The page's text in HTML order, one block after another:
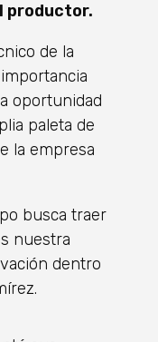
productor.
de la
oportunidad
paleta de
la empresa
busca traer
nuestra
dentro